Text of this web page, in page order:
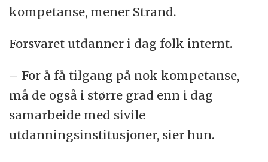
kompetanse, mener Strand.
Forsvaret utdanner i dag folk internt.
– For å få tilgang på nok kompetanse,
må de også i større grad enn i dag
samarbeide med sivile
utdanningsinstitusjoner, sier hun.